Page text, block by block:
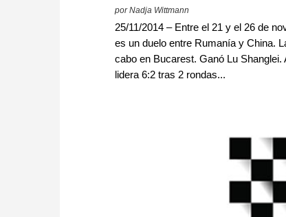
por Nadja Wittmann
25/11/2014 – Entre el 21 y el 26 de
es un duelo entre Rumanía y China.
cabo en Bucarest. Ganó Lu
lidera 6:2 tras 2 rondas...